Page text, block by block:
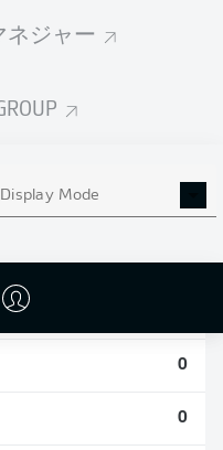
ジャー
Display Mode
2026
PASSES
COMPLETED
0
0